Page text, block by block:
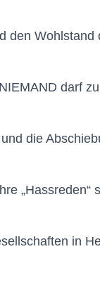
den Wohlstand
darf
die
„Hassreden“
in